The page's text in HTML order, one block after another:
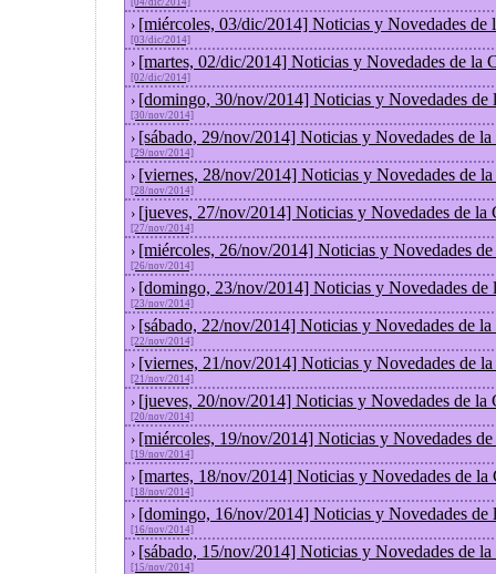
[04/dic/2014]
› [miércoles, 03/dic/2014] Noticias y Novedades de
[03/dic/2014]
› [martes, 02/dic/2014] Noticias y Novedades de la
[02/dic/2014]
› [domingo, 30/nov/2014] Noticias y Novedades de
[30/nov/2014]
› [sábado, 29/nov/2014] Noticias y Novedades de
[29/nov/2014]
› [viernes, 28/nov/2014] Noticias y Novedades de
[28/nov/2014]
› [jueves, 27/nov/2014] Noticias y Novedades de la
[27/nov/2014]
› [miércoles, 26/nov/2014] Noticias y Novedades
[26/nov/2014]
› [domingo, 23/nov/2014] Noticias y Novedades de
[23/nov/2014]
› [sábado, 22/nov/2014] Noticias y Novedades de
[22/nov/2014]
› [viernes, 21/nov/2014] Noticias y Novedades de
[21/nov/2014]
› [jueves, 20/nov/2014] Noticias y Novedades de la
[20/nov/2014]
› [miércoles, 19/nov/2014] Noticias y Novedades
[19/nov/2014]
› [martes, 18/nov/2014] Noticias y Novedades de la
[18/nov/2014]
› [domingo, 16/nov/2014] Noticias y Novedades de
[16/nov/2014]
› [sábado, 15/nov/2014] Noticias y Novedades de
[15/nov/2014]